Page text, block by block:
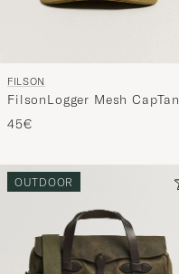
FILSON
FilsonLogger Mesh CapTan
45€
OUTDOOR